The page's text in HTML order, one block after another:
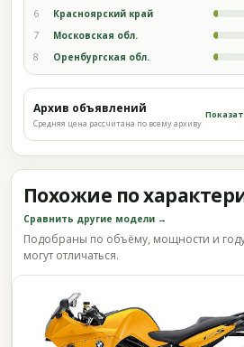
6 Красноярский край
7 Московская обл.
8 Оренбургская обл.
Архив объявлений
Средняя цена рассчитана по всему архиву
Похожие по
Сравнить другие модели →
Подобраны по объёму, мощности и
могут отличаться.